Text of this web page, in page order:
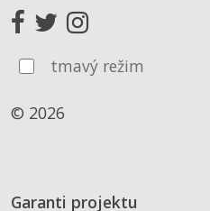
tmavý režim
© 2026
Garanti projektu